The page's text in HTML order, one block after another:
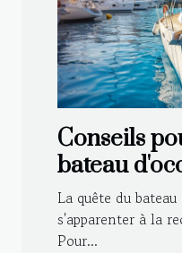
Conseils
bateau
vos besoins
La quête du
s'apparenter à la
Pour...